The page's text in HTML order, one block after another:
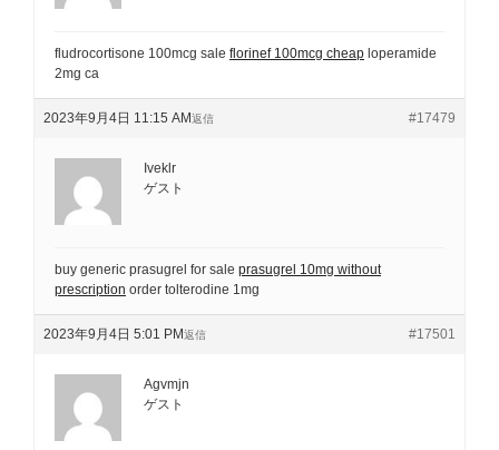
fludrocortisone 100mcg sale florinef 100mcg cheap loperamide
2mg ca
2023年9月4日 11:15 AM #17479
返信
Iveklr
ゲスト
buy generic prasugrel for sale prasugrel 10mg without
prescription order tolterodine 1mg
2023年9月4日 5:01 PM #17501
返信
Agvmjn
ゲスト